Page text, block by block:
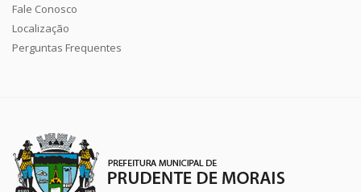
Fale Conosco
Localização
Perguntas Frequentes